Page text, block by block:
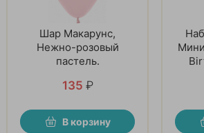
Шар Макарунс,
Нежно-розовый
пастель.
135 ₽
В корзину